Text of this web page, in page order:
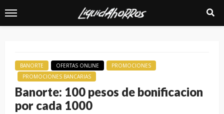
BANORTE OFERTAS ONLINE
PROMOCIONES
PROMOCIONES BANCARIAS
Banorte: 100 pesos de bonificacion
por cada 1000